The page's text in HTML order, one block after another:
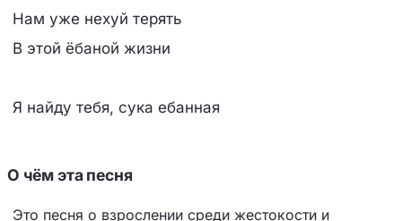
Нам уже нехуй терять
В этой ёбаной жизни
Я найду тебя, сука ебанная
О чём эта песня
Это песня о взрослении среди жестокости и